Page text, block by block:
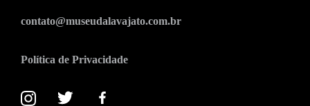
contato@museudalavajato.com.br
Política de Privacidade